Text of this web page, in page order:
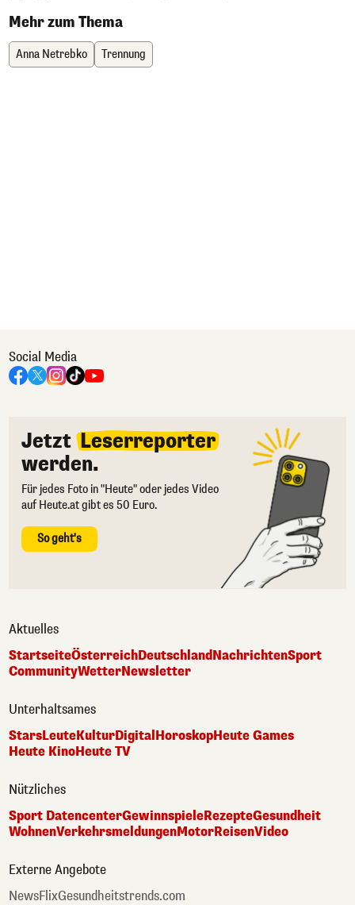
Mehr zum Thema
Anna Netrebko Trennung
Social Media
Jetzt Leserreporter
werden.
Für jedes Foto in "Heute" oder jedes Video
auf Heute.at gibt es 50 Euro.
So geht's
Aktuelles
StartseiteÖsterreichDeutschlandNachrichtenSport
CommunityWetterNewsletter
Unterhaltsames
StarsLeuteKulturDigitalHoroskopHeute Games
Heute KinoHeute TV
Nützliches
Sport DatencenterGewinnspieleRezepteGesundheit
WohnenVerkehrsmeldungenMotorReisenVideo
Externe Angebote
NewsFlixGesundheitstrends.com